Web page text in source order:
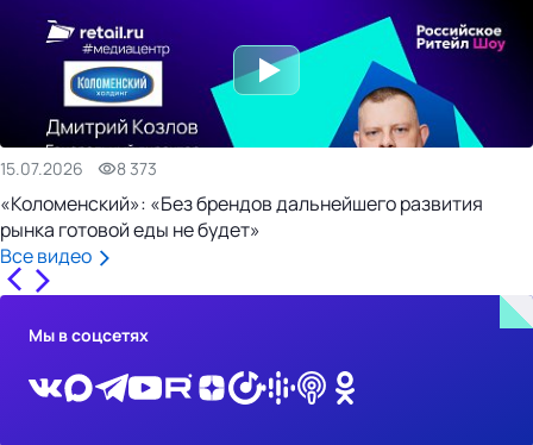
15.07.2026 8 373
«Коломенский»: «Без брендов дальнейшего развития
рынка готовой еды не будет»
Все видео
Мы в соцсетях